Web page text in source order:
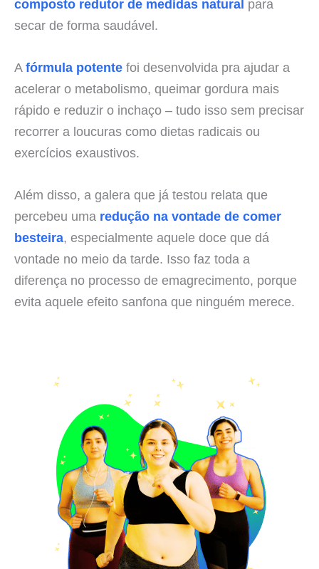
composto redutor de medidas natural para
secar de forma saudável.
Afórmula potente foi desenvolvida pra ajudar a
acelerar o metabolismo, queimar gordura mais
rápido e reduzir o inchaço – tudo isso sem precisar
recorrer a loucuras como dietas radicais ou
exercícios exaustivos.
Além disso, a galera que já testou relata que
percebeu uma redução na vontade de comer
besteira, especialmente aquele doce que dá
vontade no meio da tarde. Isso faz toda a
diferença no processo de emagrecimento, porque
evita aquele efeito sanfona que ninguém merece.